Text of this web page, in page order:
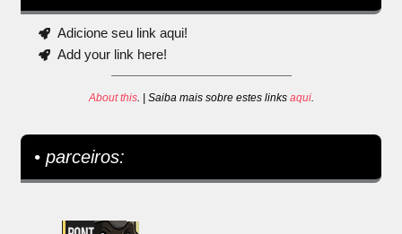
Adicione seu link aqui!
Add your link here!
About this. | Saiba mais sobre estes links aqui.
• parceiros: